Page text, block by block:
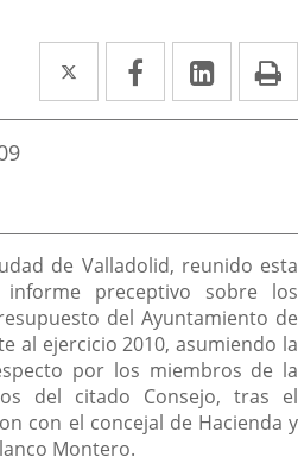
Twitter
Enlace
a
externa.
Facebook
Enlace
a
externa.
Enlace
a
de Valladolid, reunido esta
preceptivo sobre los
del Ayuntamiento de
al ejercicio 2010, asumiendo la
por los miembros de la
del citado Consejo, tras el
con el concejal de Hacienda y
Montero.